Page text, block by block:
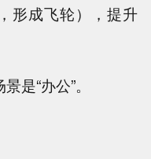
形成飞轮），提升
是“办公”。